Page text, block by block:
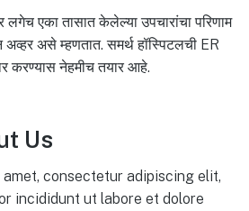
लगेच एका तासात केलेल्या उपचारांचा परिणाम
अव्हर असे म्हणतात. समर्थ हॉस्पिटलची ER
करण्यास नेहमीच तयार आहे.
Us
consectetur adipiscing elit,
incididunt ut labore et dolore